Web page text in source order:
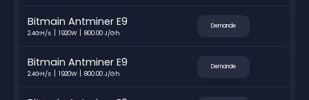
Bitmain Antminer E9
2.4GH/s 1920W 800.00 J/Gh
Demande
Bitmain Antminer E9
2.4GH/s 1920W 800.00 J/Gh
Demande